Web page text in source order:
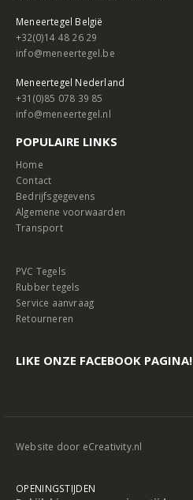
Meneertegel België
+32(0)14 48 26 29
info@meneertegel.be
Meneertegel Nederland
+31(0)85 078 39 85
info@meneertegel.nl
POPULAIRE LINKS
Home
Contact
Bedrijfsgegevens
Algemene voorwaarden
Transport
PVC Tegels
Rubber tegels
Service aanvraag
Retourneren
LIKE ONZE FACEBOOK PAGINA!
Website door eCreativity.nl
OPENINGSTIJDEN